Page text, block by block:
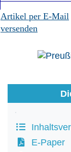
Artikel per E-Mail
versenden
E-Paper